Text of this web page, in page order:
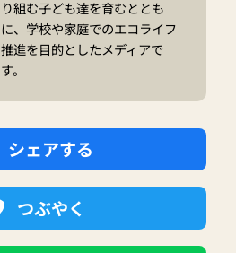
り組む子ども達を育むととも
に、学校や家庭でのエコライフ
推進を目的としたメディアで
す。
シェアする
つぶやく